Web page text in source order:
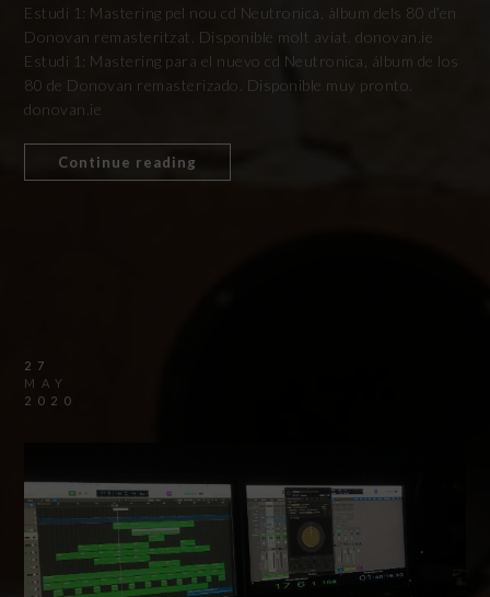
Estudi 1: Mastering pel nou cd Neutronica, àlbum dels 80 d’en
Donovan remasteritzat. Disponible molt aviat. donovan.ie
Estudi 1: Mastering para el nuevo cd Neutronica, álbum de los
80 de Donovan remasterizado. Disponible muy pronto.
donovan.ie
Continue reading
27
MAY
2020